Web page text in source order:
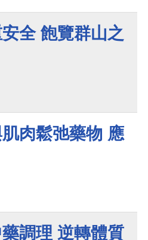
全 飽覽群山之
肉鬆弛藥物 應
調理 逆轉體質